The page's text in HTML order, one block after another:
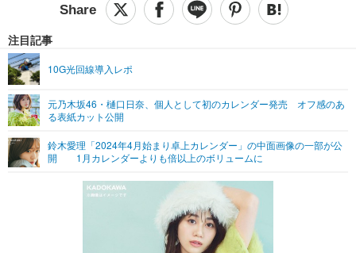
ショッピング その他
エンタメTOP 映画・ドラマ
グラビア
ショッピング その他
ライフTOP
その他
リリース一覧
プッシュ通知の停止方法
注目記事
10G光回線導入レポ
元乃木坂46・樋口日奈、個人として初のカレンダー発売 オフ感のあ
る表紙カット公開
鈴木愛理「2024年4月始まり卓上カレンダー」の中面画像の一部が公
開 1月カレンダーよりも倍以上のボリュームに